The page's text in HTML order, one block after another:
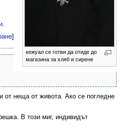
кежуал се готви да отиде до
магазина за хляб и сирене
.
]
от неща от живота. Ако се погледне
В този миг, индивидът